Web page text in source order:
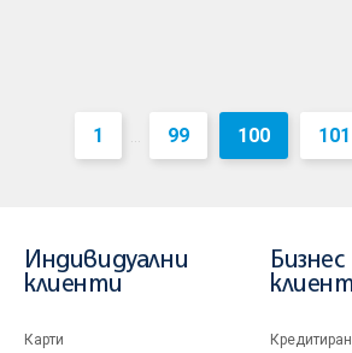
1 ... 99 100 101
Индивидуални
клиенти
Карти
Бизнес